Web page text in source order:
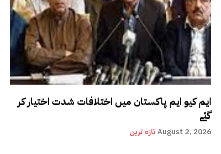
ایم کیو ایم پاکستان میں اختلافات شدت اختیار کر
گئے
تازہ ترینAugust 2, 2026